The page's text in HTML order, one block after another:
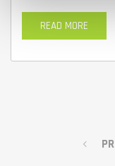
READ MORE